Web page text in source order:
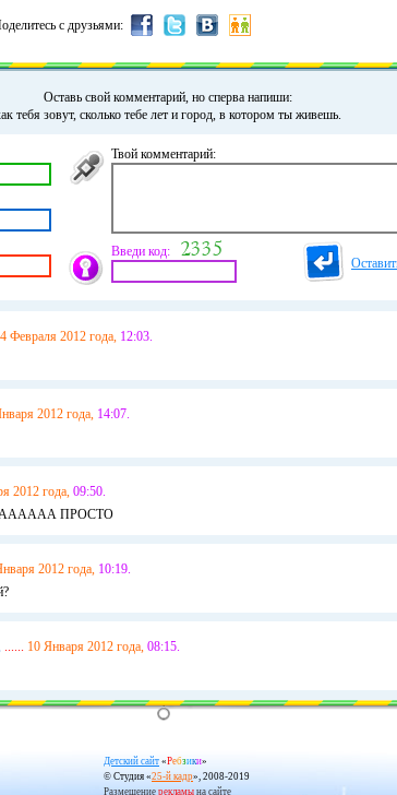
с друзьями:
Оставь свой комментарий, но сперва напиши:
тебя зовут, сколько тебе лет и город, в котором ты живешь.
Твой комментарий:
Введи код:
Февраля 2012 года, 12:03.
2012 года, 14:07.
2012 года, 09:50.
ПРОСТО
2012 года, 10:19.
...... 10 Января 2012 года, 08:15.
Детский сайт «Ребзики»
© Студия «25-й кадр», 2008-2019
Размещение рекламы на сайте